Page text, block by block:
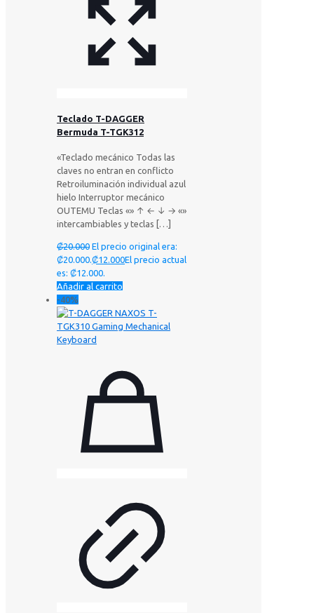
Teclado T-DAGGER
Bermuda T-TGK312
«Teclado mecánico Todas las
claves no entran en conflicto
Retroiluminación individual azul
hielo Interruptor mecánico
OUTEMU Teclas «» ↑ ← ↓ → «»
intercambiables y teclas […]
₡20.000 El precio original era:
₡20.000.₡12.000El precio actual
es: ₡12.000.
Añadir al carrito
-40%